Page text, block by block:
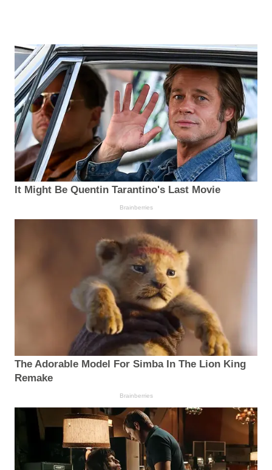
It Might Be Quentin Tarantino's Last Movie
Brainberries
The Adorable Model For Simba In The Lion King
Remake
Brainberries